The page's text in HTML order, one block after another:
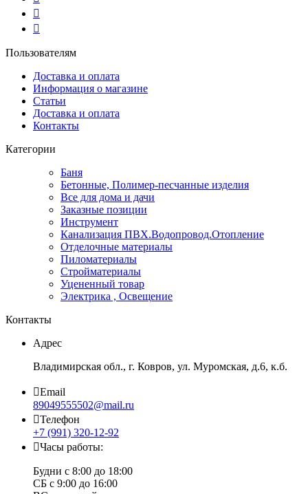
Пользователям
Доставка и оплата
Информация о магазине
Статьи
Доставка и оплата
Контакты
Категории
Баня
Бетонные, Полимер-песчанные изделия
Все для дома и дачи
Заказные позиции
Инструмент
Канализация ПВХ.Водопровод.Отопление
Отделочные материалы
Пиломатериалы
Стройматериалы
Уцененный товар
Электрика , Освещение
Контакты
Адрес
Владимирская обл., г. Ковров, ул. Муромская, д.6, к.б.
Email
89049555502@mail.ru
Телефон
+7 (991) 320-12-92
Часы работы:
Будни с 8:00 до 18:00
СБ с 9:00 до 16:00